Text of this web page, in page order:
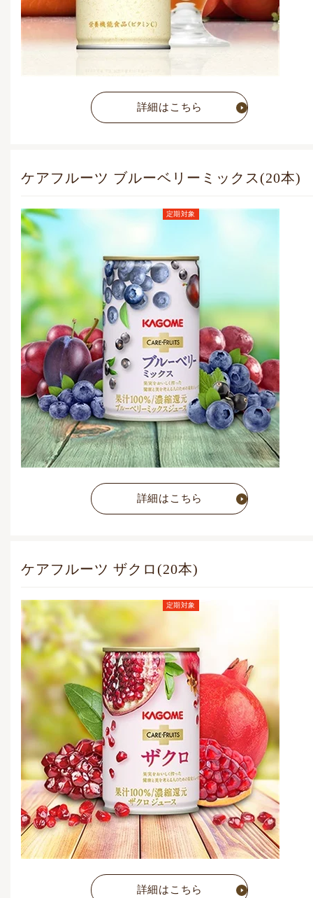
詳細はこちら
ケアフルーツ ブルーベリーミックス(20本)
定期対象
5,054
通常価格
5,832 円 (税込)
詳細はこちら
ケアフルーツ ザクロ(20本)
定期対象
(毎月1点)
5,054
(税込)
通常価格
5,832 円 (税込)
詳細はこちら